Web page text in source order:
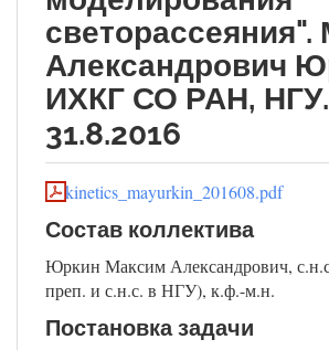
светорассеяния".
Александрович
ИХКГ СО РАН, НГУ.
31.8.2016
kinetics_mayurkin_201608.pdf
Состав коллектива
Юркин Максим Александрович,
преп. и с.н.с. в НГУ), к.ф.-м.н.
Постановка задачи